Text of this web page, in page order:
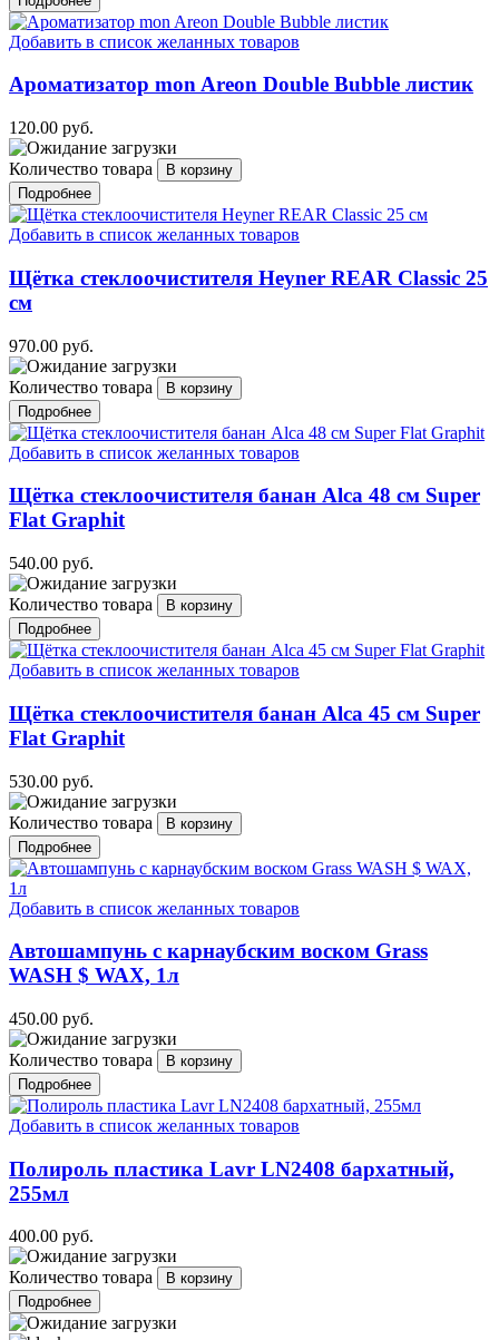
Добавить в список желанных товаров
Ароматизатор mon Areon Double Bubble листик
120.00 руб.
Количество товара
Подробнее
Добавить в список желанных товаров
Щётка стеклоочистителя Heyner REAR Classic 25
см
970.00 руб.
Количество товара
Подробнее
Добавить в список желанных товаров
Щётка стеклоочистителя банан Alca 48 см Super
Flat Graphit
540.00 руб.
Количество товара
Подробнее
Добавить в список желанных товаров
Щётка стеклоочистителя банан Alca 45 см Super
Flat Graphit
530.00 руб.
Количество товара
Подробнее
Добавить в список желанных товаров
Автошампунь с карнаубским воском Grass
WASH $ WAX, 1л
450.00 руб.
Количество товара
Подробнее
Добавить в список желанных товаров
Полироль пластика Lavr LN2408 бархатный,
255мл
400.00 руб.
Количество товара
Подробнее